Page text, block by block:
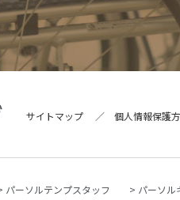
サイトマップ 個人情報保護
パーソルテンプスタッフ パーソル